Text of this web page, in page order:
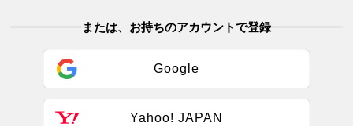
または、お持ちのアカウントで登録
Google
Yahoo! JAPAN